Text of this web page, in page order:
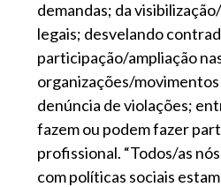
demandas; da
legais; desvelando
participação/ampliação
organizações/
denúncia de violações;
fazem ou podem fazer
profissional. “Todos/as
com políticas sociais